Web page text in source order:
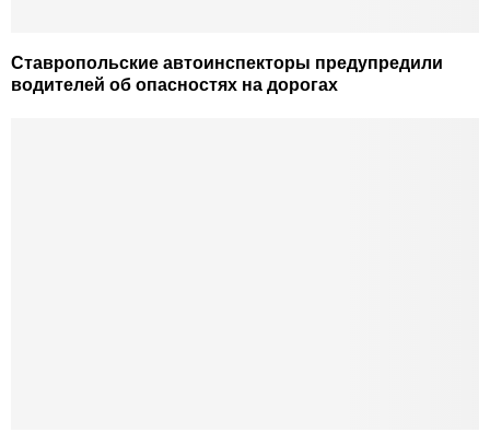
Ставропольские автоинспекторы предупредили
водителей об опасностях на дорогах